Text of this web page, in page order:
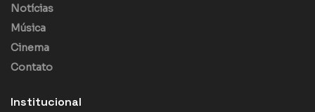
Notícias
Música
Cinema
Contato
Institucional